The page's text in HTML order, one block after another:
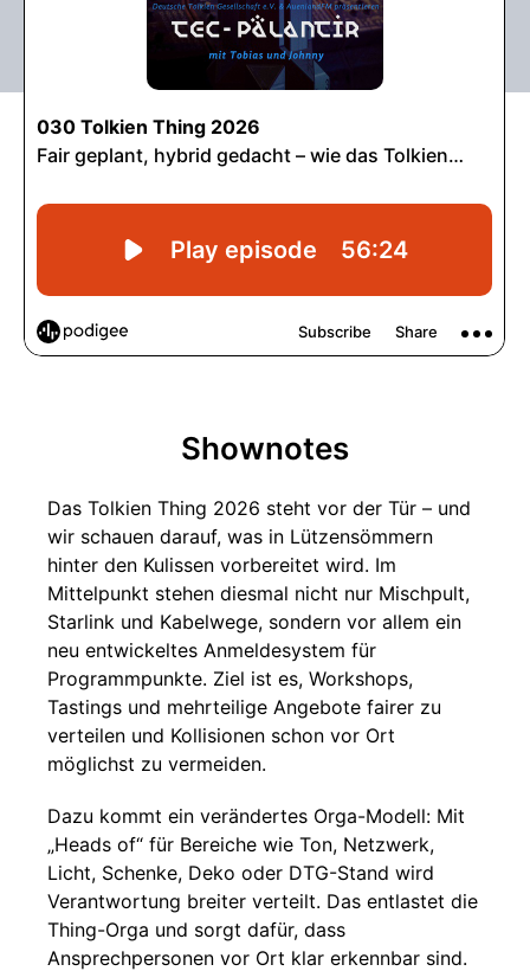
Shownotes
Das Tolkien Thing 2026 steht vor der Tür – und
wir schauen darauf, was in Lützensömmern
hinter den Kulissen vorbereitet wird. Im
Mittelpunkt stehen diesmal nicht nur Mischpult,
Starlink und Kabelwege, sondern vor allem ein
neu entwickeltes Anmeldesystem für
Programmpunkte. Ziel ist es, Workshops,
Tastings und mehrteilige Angebote fairer zu
verteilen und Kollisionen schon vor Ort
möglichst zu vermeiden.
Dazu kommt ein verändertes Orga-Modell: Mit
„Heads of“ für Bereiche wie Ton, Netzwerk,
Licht, Schenke, Deko oder DTG-Stand wird
Verantwortung breiter verteilt. Das entlastet die
Thing-Orga und sorgt dafür, dass
Ansprechpersonen vor Ort klar erkennbar sind.